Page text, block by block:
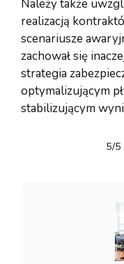
Należy także
realizacją
scenariusze
zachował się
strategia
optymalizującym
stabilizującym
5/5